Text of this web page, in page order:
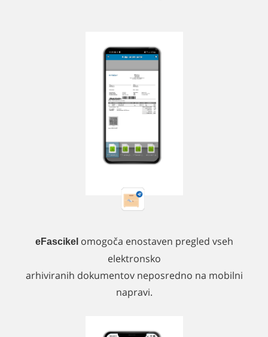
eFascikel omogoča enostaven pregled vseh
elektronsko
arhiviranih dokumentov neposredno na mobilni
napravi.